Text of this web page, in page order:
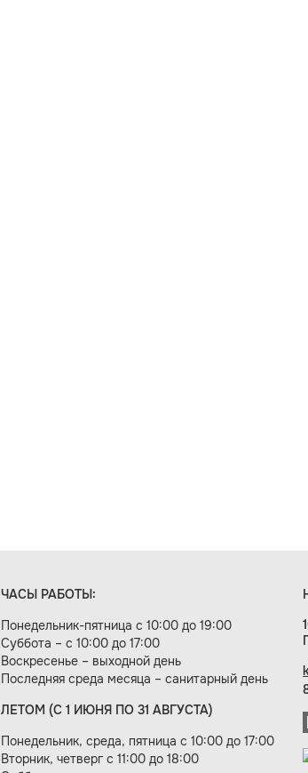
ЧАСЫ РАБОТЫ:
Понедельник-пятница с 10:00 до 19:00
Суббота – с 10:00 до 17:00
Воскресенье – выходной день
Последняя среда месяца – санитарный день
ЛЕТОМ (С 1 ИЮНЯ ПО 31 АВГУСТА)
Понедельник, среда, пятница с 10:00 до 17:00
Вторник, четверг с 11:00 до 18:00
студия «Цифровой век»